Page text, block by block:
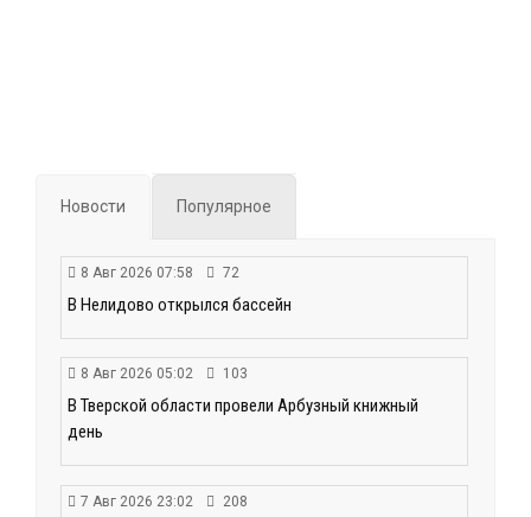
Новости Популярное
8 Авг 2026 07:58 72
В Нелидово открылся бассейн
8 Авг 2026 05:02 103
В Тверской области провели Арбузный книжный
день
7 Авг 2026 23:02 208